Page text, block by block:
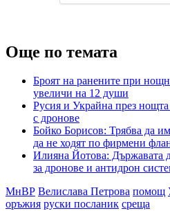
Още по темата
Броят на ранените при
увеличи на 12 души
Русия и Украйна през
с дронове
Бойко Борисов: Трябва да
да не ходят по фирмени
Илияна Йотова: Държавата
за дронове и антидрон
МнВР Велислава Петрова помощ
оръжия руски посланик среща